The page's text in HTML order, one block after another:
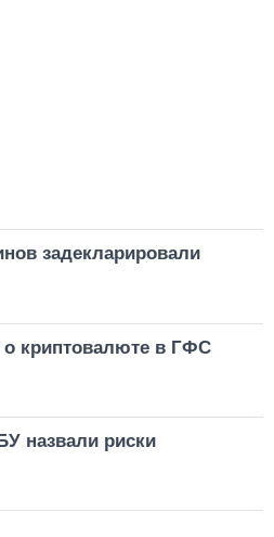
задекларировали
о криптовалюте в ГФС
назвали риски